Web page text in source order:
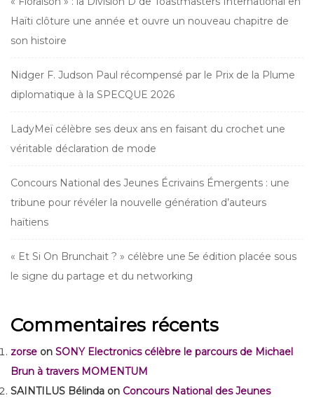
Haïti clôture une année et ouvre un nouveau chapitre de
son histoire
Nidger F. Judson Paul récompensé par le Prix de la Plume
diplomatique à la SPECQUE 2026
LadyMeï célèbre ses deux ans en faisant du crochet une
véritable déclaration de mode
Concours National des Jeunes Écrivains Émergents : une
tribune pour révéler la nouvelle génération d’auteurs
haïtiens
« Et Si On Brunchait ? » célèbre une 5e édition placée sous
le signe du partage et du networking
Commentaires récents
zorse on SONY Electronics célèbre le parcours de Michael
Brun à travers MOMENTUM
SAINTILUS Bélinda on Concours National des Jeunes